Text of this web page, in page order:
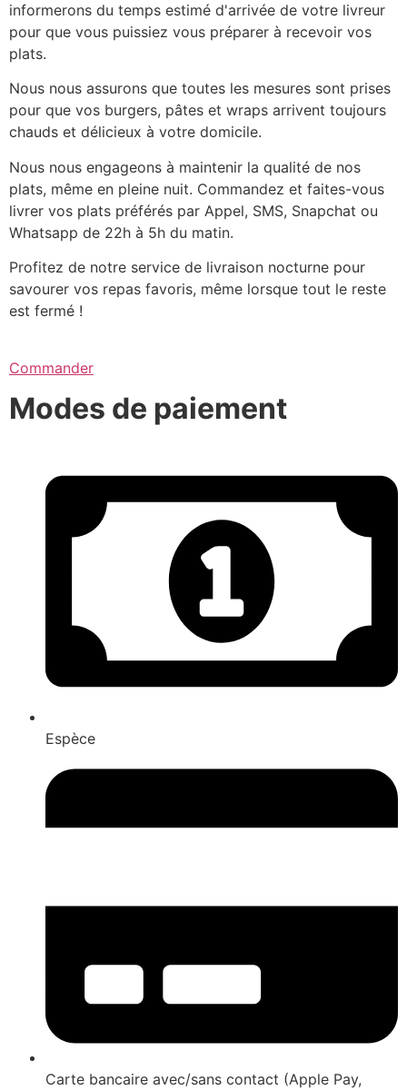
informerons du temps estimé d'arrivée de votre livreur
pour que vous puissiez vous préparer à recevoir vos
plats.
Nous nous assurons que toutes les mesures sont prises
pour que vos burgers, pâtes et wraps arrivent toujours
chauds et délicieux à votre domicile.
Nous nous engageons à maintenir la qualité de nos
plats, même en pleine nuit. Commandez et faites-vous
livrer vos plats préférés par Appel, SMS, Snapchat ou
Whatsapp de 22h à 5h du matin.
Profitez de notre service de livraison nocturne pour
savourer vos repas favoris, même lorsque tout le reste
est fermé !
Commander
Modes de paiement
Espèce
Carte bancaire avec/sans contact (Apple Pay,